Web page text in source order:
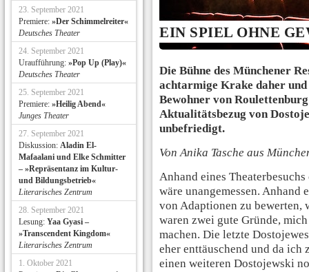
EIN SPIEL OHNE
Die Bühne des Münchener
achtarmige Krake daher
Bewohner von
Aktualitätsbezug von
unbefriedigt.
Von Anika Tasche aus
Anhand eines
wäre unangemessen. Anhand
von Adaptionen zu bewerten,
waren zwei gute Gründe,
machen. Die letzte
eher enttäuschend und da
einen weiteren Dostojewski
23. September 2021
Premiere: »Der Schimmelreiter«
Deutsches Theater
24. September 2021
Uraufführung: »Pop Up (Play)«
Deutsches Theater
25. September 2021
Premiere: »Heilig Abend«
Junges Theater
27. September 2021
Diskussion: Aladin El-
Mafaalani und Elke Schmitter
– »Repräsentanz im Kultur-
und Bildungsbetrieb«
Literarisches Zentrum
28. September 2021
Lesung: Yaa Gyasi –
»Transcendent Kingdom«
Literarisches Zentrum
1. Oktober 2021